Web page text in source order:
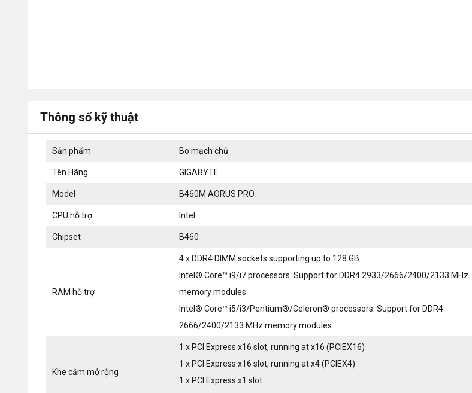
Thông số kỹ thuật
Sản phẩm Bo mạch chủ
Tên Hãng GIGABYTE
Model B460M AORUS PRO
CPU hỗ trợ Intel
Chipset B460
RAM hỗ trợ
4 x DDR4 DIMM sockets supporting up to 128 GB
Intel® Core™ i9/i7 processors: Support for DDR4 2933/2666/2400/2133 MHz
memory modules
Intel® Core™ i5/i3/Pentium®/Celeron® processors: Support for DDR4
2666/2400/2133 MHz memory modules
Khe cắm mở rộng
1 x PCI Express x16 slot, running at x16 (PCIEX16)
1 x PCI Express x16 slot, running at x4 (PCIEX4)
1 x PCI Express x1 slot